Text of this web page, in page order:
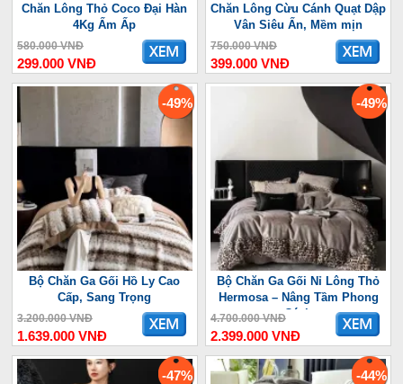
Chăn Lông Thỏ Coco Đại Hàn
4Kg Ấm Ấp
580.000 VNĐ
299.000 VNĐ
Chăn Lông Cừu Cánh Quạt Dập
Vân Siêu Ấn, Mềm mịn
750.000 VNĐ
399.000 VNĐ
-49%
Bộ Chăn Ga Gối Hồ Ly Cao
Cấp, Sang Trọng
3.200.000 VNĐ
1.639.000 VNĐ
-49%
Bộ Chăn Ga Gối Nỉ Lông Thỏ
Hermosa – Nâng Tầm Phong
Cách
4.700.000 VNĐ
2.399.000 VNĐ
-47% -44%